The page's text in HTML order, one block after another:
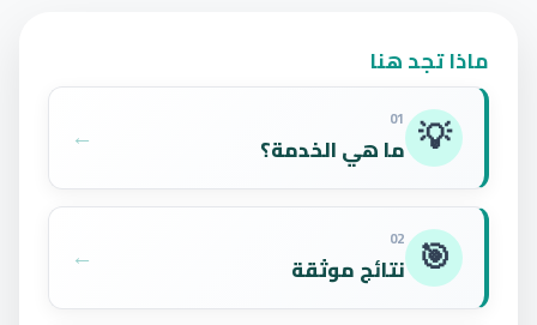
ماذا تجد هنا
💡
01
ما هي الخدمة؟ ←
🎯
02
نتائج موثقة ←